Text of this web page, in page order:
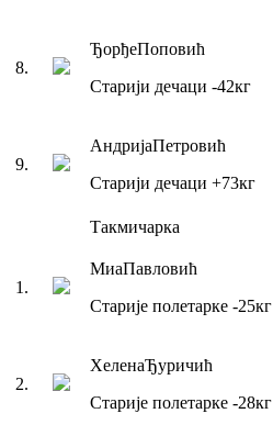
8.
ЂорђеПоповић
Старији дечаци -42кг
9.
АндријаПетровић
Старији дечаци +73кг
Такмичарка
1 .
МиаПавловић
Старије полетарке -25кг
2.
ХеленаЂуричић
Старије полетарке -28кг